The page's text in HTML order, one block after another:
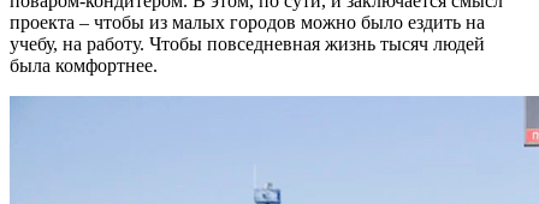
проекта – чтобы из малых городов можно было ездить на
учебу, на работу. Чтобы повседневная жизнь тысяч людей
была комфортнее.